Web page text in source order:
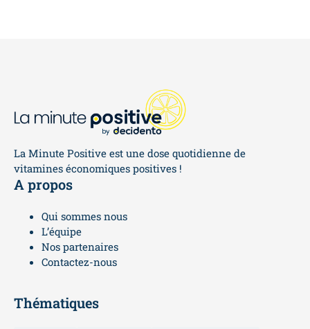
La Minute Positive est une dose quotidienne de
vitamines économiques positives !
A propos
Qui sommes nous
L’équipe
Nos partenaires
Contactez-nous
Thématiques